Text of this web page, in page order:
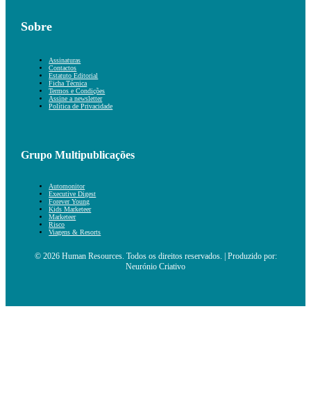
Sobre
Assinaturas
Contactos
Estatuto Editorial
Ficha Técnica
Termos e Condições
Assine a newsletter
Política de Privacidade
Grupo Multipublicações
Automonitor
Executive Digest
Forever Young
Kids Marketeer
Marketeer
Risco
Viagens & Resorts
© 2026 Human Resources. Todos os direitos reservados. | Produzido por:
Neurónio Criativo